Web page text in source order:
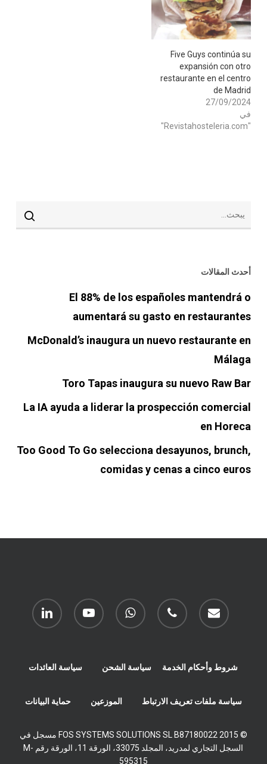
Five Guys continúa su
expansión con otro
restaurante en el centro
de Madrid
27/09/2024
في
"Revistahosteleria.com"
أحدث المقالات
El 88% de los españoles mantendrá o
aumentará su gasto en restaurantes
McDonald’s inaugura un nuevo restaurante en
Málaga
Toro Tapas inaugura su nuevo Raw Bar
La IA ayuda a liderar la prospección comercial
en Horeca
Too Good To Go selecciona desayunos, brunch,
comidas y cenas a cinco euros
ينكدين يوتيوب واتساب هاتف
بريد
إلكتروني
شروط وأحكام الخدمة سياسة الشحن سياسة العائدات
سياسة ملفات تعريف الارتباط الموزعين حماية البيانات
© 2015 FOS SYSTEMS SOLUTIONS SL B87180022 مسجل في
السجل التجاري لمدريد، المجلد 33075، الورقة 11، الورقة رقم M-
595315